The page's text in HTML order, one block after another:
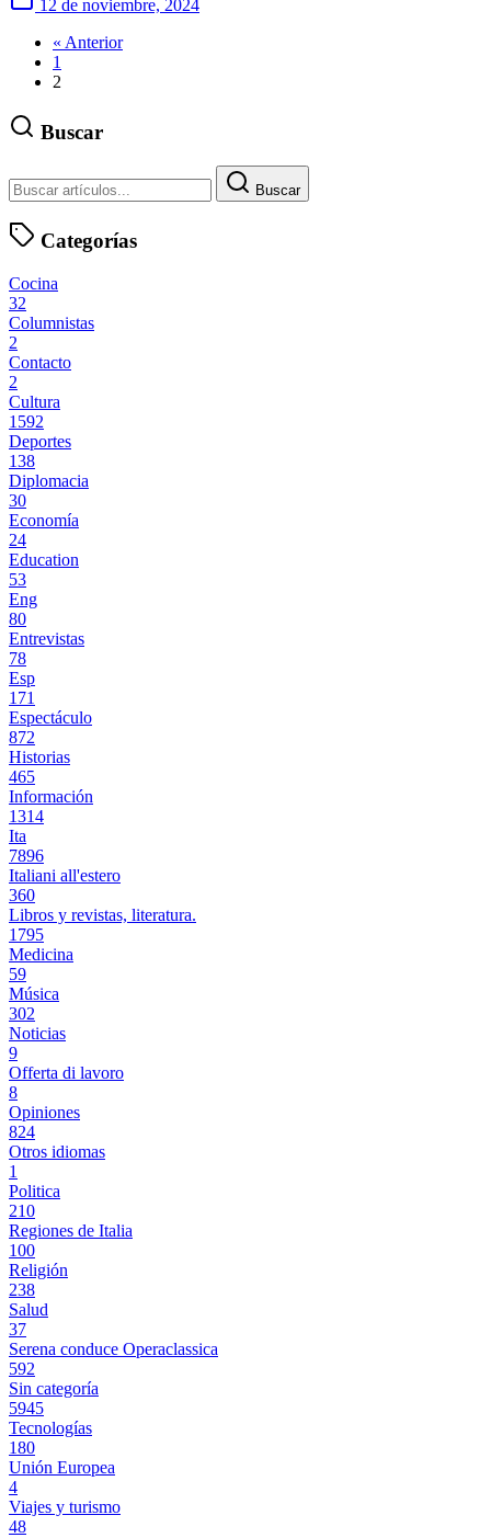
12 de noviembre, 2024
« Anterior
1
2
Buscar
Buscar
Categorías
Cocina
32
Columnistas
2
Contacto
2
Cultura
1592
Deportes
138
Diplomacia
30
Economía
24
Education
53
Eng
80
Entrevistas
78
Esp
171
Espectáculo
872
Historias
465
Información
1314
Ita
7896
Italiani all'estero
360
Libros y revistas, literatura.
1795
Medicina
59
Música
302
Noticias
9
Offerta di lavoro
8
Opiniones
824
Otros idiomas
1
Politica
210
Regiones de Italia
100
Religión
238
Salud
37
Serena conduce Operaclassica
592
Sin categoría
5945
Tecnologías
180
Unión Europea
4
Viajes y turismo
48